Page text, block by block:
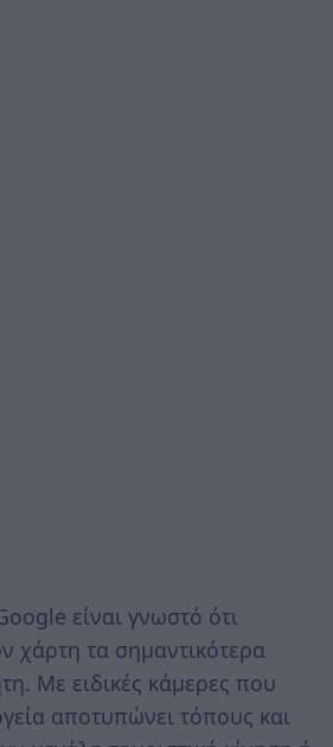
είναι γνωστό ότι
χάρτη τα σημαντικότερα
Με ειδικές κάμερες που
αποτυπώνει τόπους και